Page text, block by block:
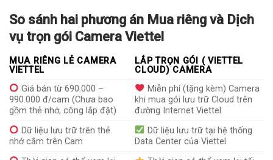
So sánh hai phương án Mua riêng và Dịch
vụ trọn gói Camera Viettel
MUA RIÊNG LẺ CAMERA
VIETTEL
LẮP TRỌN GÓI ( VIETTEL
CLOUD) CAMERA
Giá bán từ 690.000 –
990.000 đ/cam (Chưa bao
gồm thẻ nhớ, công lắp đặt)
Miễn phí (tặng kèm) Camera
khi mua gói lưu trữ Cloud trên
đường Internet Viettel
Dữ liệu lưu trữ trên thẻ
nhớ cắm trên Cam
Dữ liệu lưu trữ tại hệ thống
Data Center của Viettel